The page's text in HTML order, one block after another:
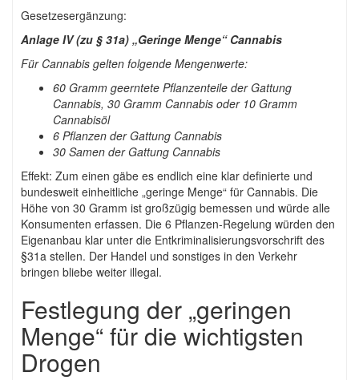
Gesetzesergänzung:
Anlage IV (zu § 31a) „Geringe Menge“ Cannabis
Für Cannabis gelten folgende Mengenwerte:
60 Gramm geerntete Pflanzenteile der Gattung
Cannabis, 30 Gramm Cannabis oder 10 Gramm
Cannabisöl
6 Pflanzen der Gattung Cannabis
30 Samen der Gattung Cannabis
Effekt: Zum einen gäbe es endlich eine klar definierte und
bundesweit einheitliche „geringe Menge“ für Cannabis. Die
Höhe von 30 Gramm ist großzügig bemessen und würde alle
Konsumenten erfassen. Die 6 Pflanzen-Regelung würden den
Eigenanbau klar unter die Entkriminalisierungsvorschrift des
§31a stellen. Der Handel und sonstiges in den Verkehr
bringen bliebe weiter illegal.
Festlegung der „geringen
Menge“ für die wichtigsten
Drogen